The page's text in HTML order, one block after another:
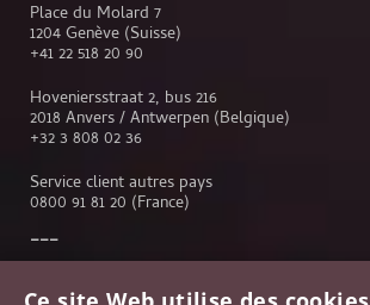
Place du Molard 7
1204 Genève (Suisse)
+41 22 518 20 90
Hoveniersstraat 2, bus 216
2018 Anvers / Antwerpen (Belgique)
+32 3 808 02 36
Service client autres pays
0800 91 81 20 (France)
Service client